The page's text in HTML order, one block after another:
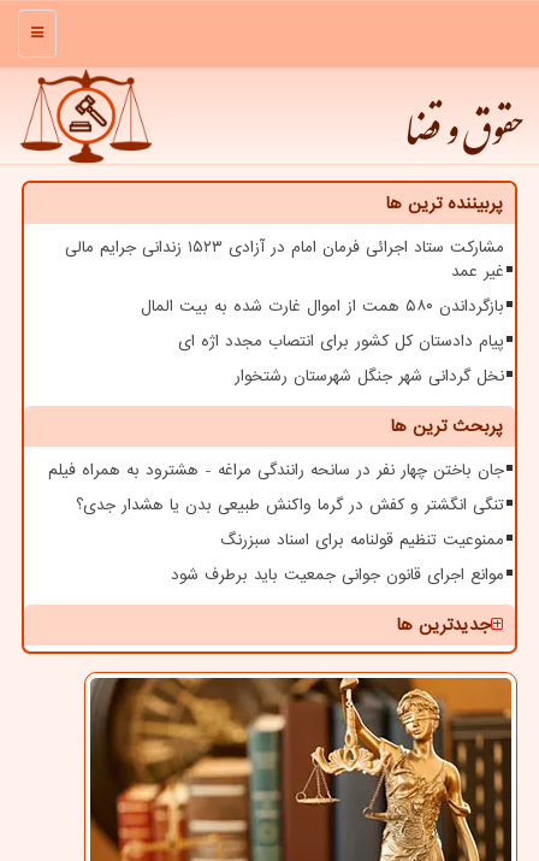
منو
حقوق و قضا
پربیننده ترین ها
مشارکت ستاد اجرائی فرمان امام در آزادی ۱۵۲۳ زندانی جرایم مالی
غیر عمد
بازگرداندن ۵۸۰ همت از اموال غارت شده به بیت المال
پیام دادستان کل کشور برای انتصاب مجدد اژه ای
نخل گردانی شهر جنگل شهرستان رشتخوار
پربحث ترین ها
جان باختن چهار نفر در سانحه رانندگی مراغه - هشترود به همراه فیلم
تنگی انگشتر و کفش در گرما واکنش طبیعی بدن یا هشدار جدی؟
ممنوعیت تنظیم قولنامه برای اسناد سبزرنگ
موانع اجرای قانون جوانی جمعیت باید برطرف شود
جدیدترین ها